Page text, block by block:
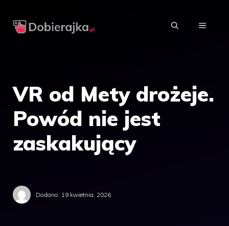
MENU
VR od Mety drożeje.
Powód nie jest
zaskakujący
Dodano: 19 kwietnia, 2026